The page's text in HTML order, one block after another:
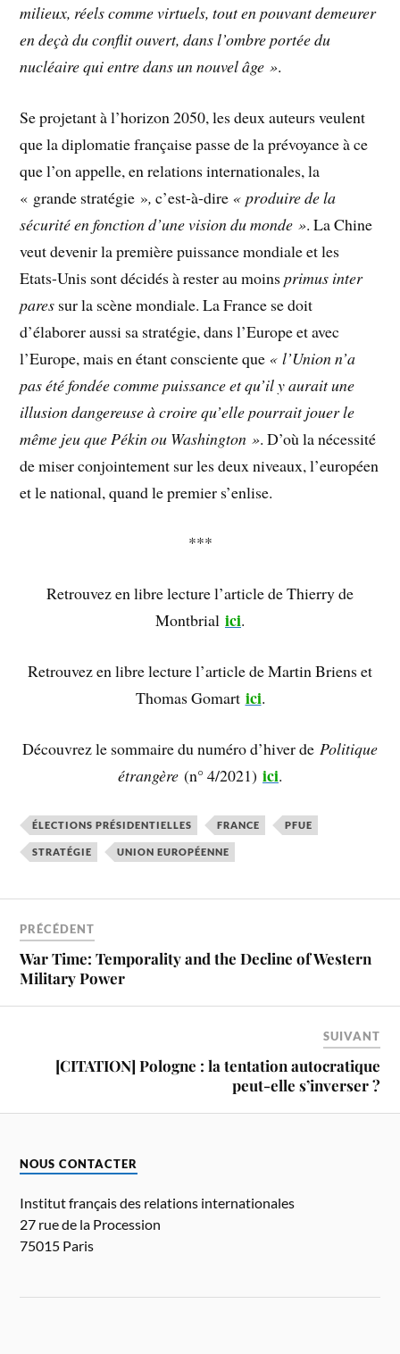
milieux, réels comme virtuels, tout en pouvant demeurer
en deçà du conflit ouvert, dans l’ombre portée du
nucléaire qui entre dans un nouvel âge ».
Se projetant à l’horizon 2050, les deux auteurs veulent
que la diplomatie française passe de la prévoyance à ce
que l’on appelle, en relations internationales, la
« grande stratégie », c’est-à-dire « produire de la
sécurité en fonction d’une vision du monde ». La Chine
veut devenir la première puissance mondiale et les
Etats-Unis sont décidés à rester au moinsprimus inter
pares sur la scène mondiale. La France se doit
d’élaborer aussi sa stratégie, dans l’Europe et avec
l’Europe, mais en étant consciente que « l’Union n’a
pas été fondée comme puissance et qu’il y aurait une
illusion dangereuse à croire qu’elle pourrait jouer le
même jeu que Pékin ou Washington ». D’où la nécessité
de miser conjointement sur les deux niveaux, l’européen
et le national, quand le premier s’enlise.
***
Retrouvez en libre lecture l’article de Thierry de
Montbrial ici.
Retrouvez en libre lecture l’article de Martin Briens et
Thomas Gomart ici.
Découvrez le sommaire du numéro d’hiver de Politique
étrangère (n° 4/2021) ici.
ÉLECTIONS PRÉSIDENTIELLES FRANCE PFUE
STRATÉGIE UNION EUROPÉENNE
PRÉCÉDENT
War Time: Temporality and the Decline of Western
Military Power
SUIVANT
[CITATION] Pologne : la tentation autocratique
peut-elle s’inverser ?
NOUS CONTACTER
Institut français des relations internationales
27 rue de la Procession
75015 Paris